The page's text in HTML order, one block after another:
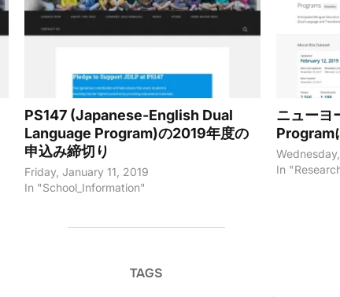
PS147 (Japanese-English Dual
Language Program)の2019年度の
申込み締切り
Friday, January 11, 2019
In "School_Information"
ニューヨ
Program
In
TAGS